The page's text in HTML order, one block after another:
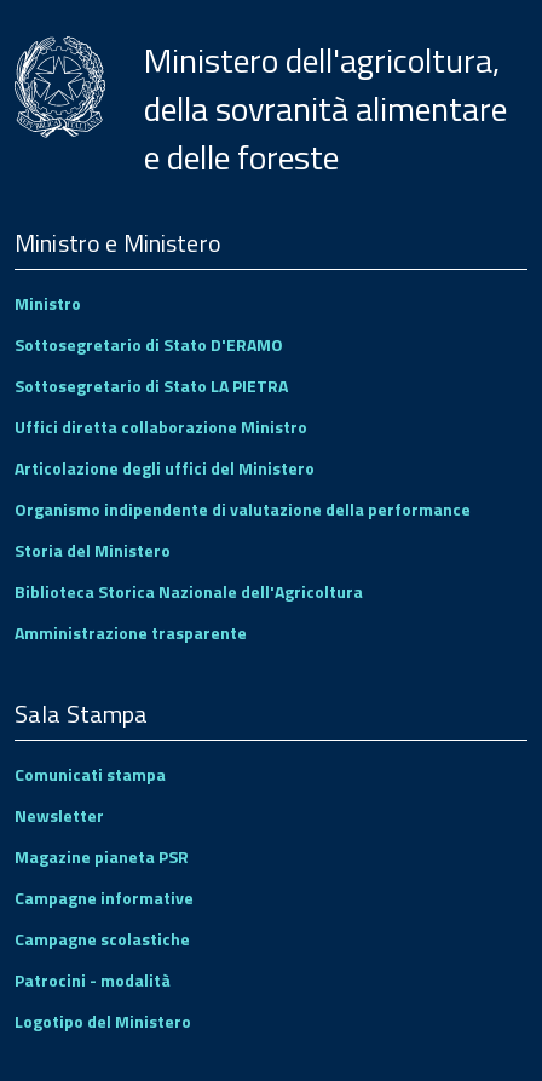
Ministero dell'agricoltura,
della sovranità alimentare
e delle foreste
Footer
Ministro e Ministero
Ministro
Sottosegretario di Stato D'ERAMO
Sottosegretario di Stato LA PIETRA
Uffici diretta collaborazione Ministro
Articolazione degli uffici del Ministero
Organismo indipendente di valutazione della performance
Storia del Ministero
Biblioteca Storica Nazionale dell'Agricoltura
Amministrazione trasparente
Sala Stampa
Comunicati stampa
Newsletter
Magazine pianeta PSR
Campagne informative
Campagne scolastiche
Patrocini - modalità
Logotipo del Ministero